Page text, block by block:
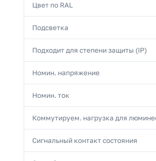
Цвет по RAL
Подсветка
Подходит для степени защиты (IP)
Номин. напряжение
Номин. ток
Коммутируем. нагрузка для
Сигнальный контакт состояния